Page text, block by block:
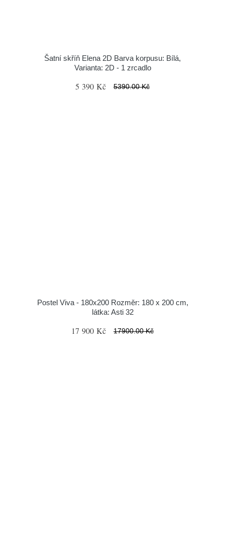
Šatní skříň Elena 2D Barva korpusu: Bílá,
Varianta: 2D - 1 zrcadlo
5 390 Kč 5390.00 Kč
Postel Viva - 180x200 Rozměr: 180 x 200 cm,
látka: Asti 32
17 900 Kč 17900.00 Kč